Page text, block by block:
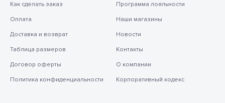
Как сделать заказ
Оплата
Доставка и возврат
Таблица размеров
Договор оферты
Политика конфиденциальности
Программа лояльности
Наши магазины
Новости
Контакты
О компании
Корпоративный кодекс